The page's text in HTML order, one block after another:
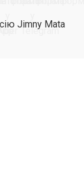
Jimny Mata